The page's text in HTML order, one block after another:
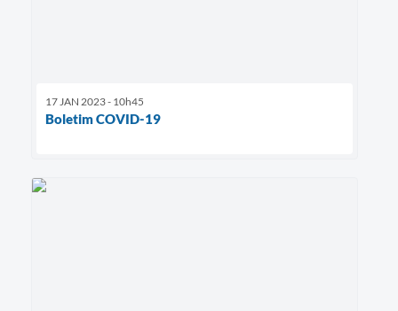
17 JAN 2023 - 10h45
Boletim COVID-19